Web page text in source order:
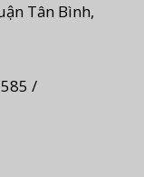
Tân Bình,
/